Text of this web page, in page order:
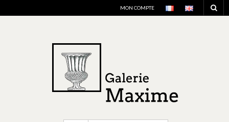
MON COMPTE